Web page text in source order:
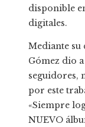
disponible
digitales.
Mediante su
Gómez dio
seguidores,
por este
«Siempre
NUEVO